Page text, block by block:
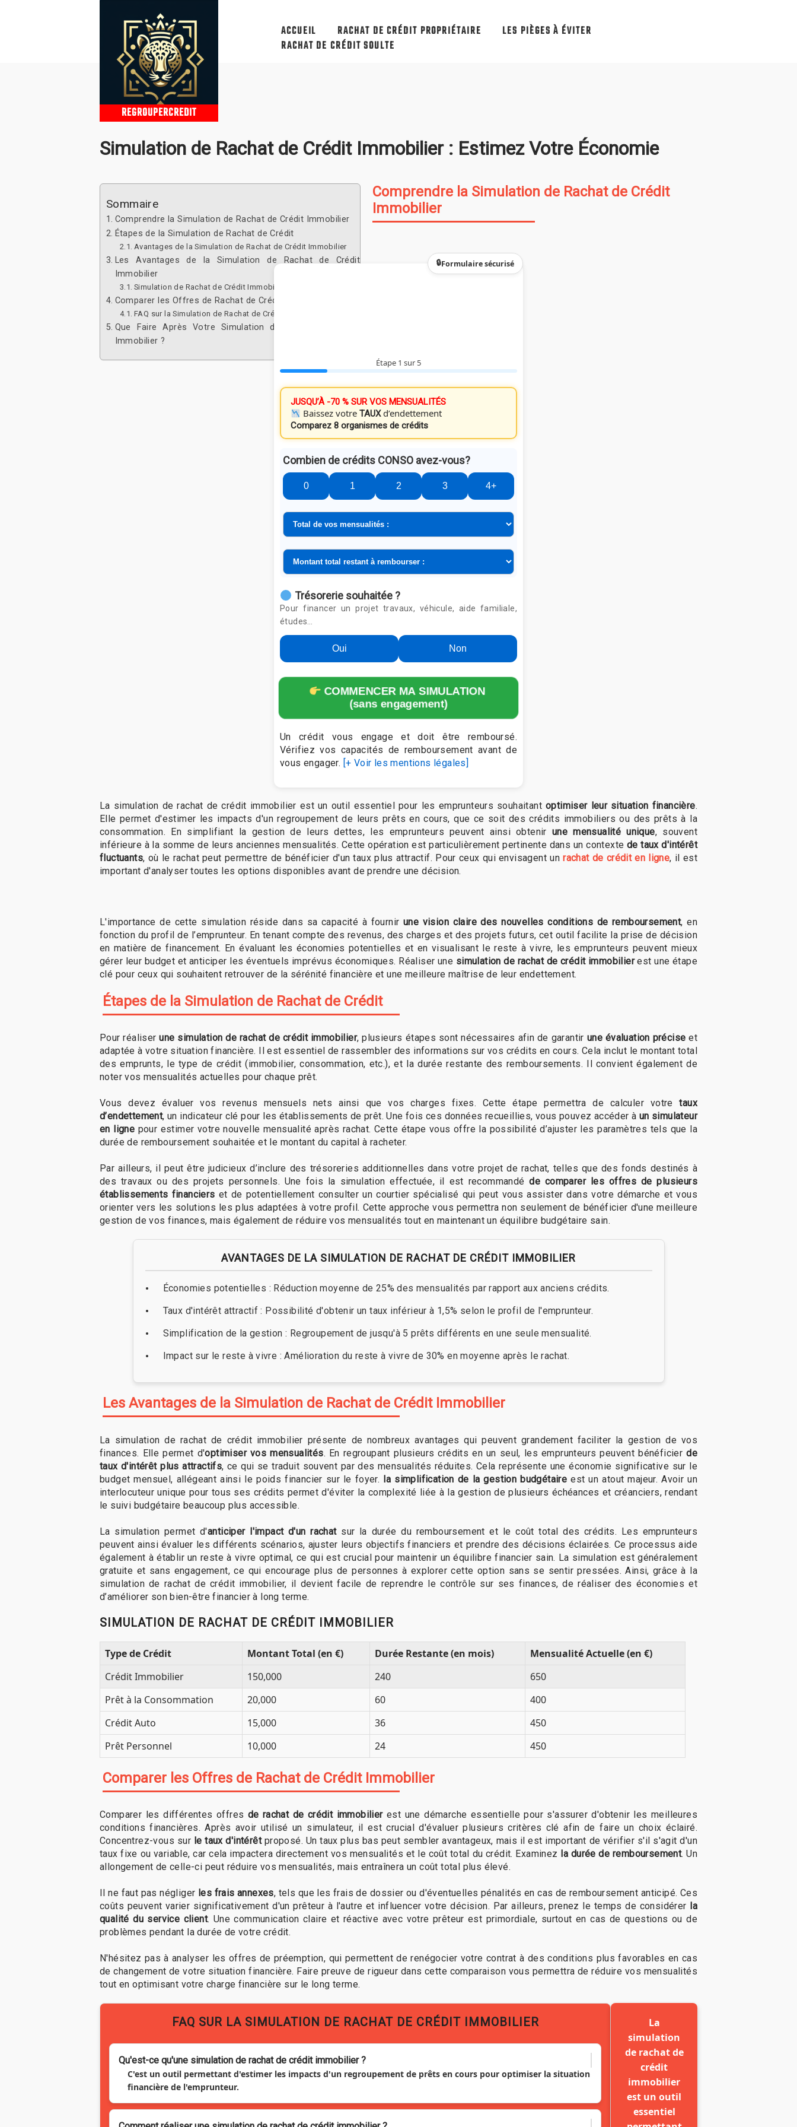
REGROUPERCREDIT
ACCUEIL RACHAT DE CRÉDIT PROPRIÉTAIRE
LES PIÈGES À ÉVITER
RACHAT DE CRÉDIT SOULTE
Simulation de Rachat de Crédit Immobilier : Estimez Votre Économie
Sommaire
Comprendre la Simulation de Rachat de Crédit Immobilier
Étapes de la Simulation de Rachat de Crédit
Avantages de la Simulation de Rachat de Crédit Immobilier
Les Avantages de la Simulation de Rachat de Crédit
Immobilier
Simulation de Rachat de Crédit Immobilier
Comparer les Offres de Rachat de Crédit Immobilier
FAQ sur la Simulation de Rachat de Crédit Immobilier
Que Faire Après Votre Simulation de Rachat de Crédit
Immobilier ?
Comprendre la Simulation de Rachat de Crédit
Immobilier
Étape 1 sur 5
Formulaire sécurisé
JUSQU’À -70 % SUR VOS MENSUALITÉS
Baissez votreTAUXd’endettement
Comparez 8 organismes de crédits
Combien de crédits CONSO avez-vous?
0 1 2 3 4+
Trésorerie souhaitée ?
Pour financer un projet travaux, véhicule, aide familiale,
études…
Oui Non
COMMENCER MA SIMULATION
(sans engagement)
Un crédit vous engage et doit être remboursé.
Vérifiez vos capacités de remboursement avant de
vous engager. [+ Voir les mentions légales]
La simulation de rachat de crédit immobilier est un outil essentiel pour les emprunteurs souhaitant optimiser leur situation financière.
Elle permet d'estimer les impacts d'un regroupement de leurs prêts en cours, que ce soit des crédits immobiliers ou des prêts à la
consommation. En simplifiant la gestion de leurs dettes, les emprunteurs peuvent ainsi obtenir une mensualité unique, souvent
inférieure à la somme de leurs anciennes mensualités. Cette opération est particulièrement pertinente dans un contexte de taux d'intérêt
fluctuants, où le rachat peut permettre de bénéficier d'un taux plus attractif. Pour ceux qui envisagent unrachat de crédit en ligne, il est
important d'analyser toutes les options disponibles avant de prendre une décision.
L'importance de cette simulation réside dans sa capacité à fournir une vision claire des nouvelles conditions de remboursement, en
fonction du profil de l’emprunteur. En tenant compte des revenus, des charges et des projets futurs, cet outil facilite la prise de décision
en matière de financement. En évaluant les économies potentielles et en visualisant le reste à vivre, les emprunteurs peuvent mieux
gérer leur budget et anticiper les éventuels imprévus économiques. Réaliser une simulation de rachat de crédit immobilierest une étape
clé pour ceux qui souhaitent retrouver de la sérénité financière et une meilleure maîtrise de leur endettement.
Étapes de la Simulation de Rachat de Crédit
Pour réaliserune simulation de rachat de crédit immobilier, plusieurs étapes sont nécessaires afin de garantir une évaluation précise et
adaptée à votre situation financière. Il est essentiel de rassembler des informations sur vos crédits en cours. Cela inclut le montant total
des emprunts, le type de crédit (immobilier, consommation, etc.), et la durée restante des remboursements. Il convient également de
noter vos mensualités actuelles pour chaque prêt.
Vous devez évaluer vos revenus mensuels nets ainsi que vos charges fixes. Cette étape permettra de calculer votretaux
d’endettement, un indicateur clé pour les établissements de prêt. Une fois ces données recueillies, vous pouvez accéder à un simulateur
en ligne pour estimer votre nouvelle mensualité après rachat. Cette étape vous offre la possibilité d’ajuster les paramètres tels que la
durée de remboursement souhaitée et le montant du capital à racheter.
Par ailleurs, il peut être judicieux d’inclure des trésoreries additionnelles dans votre projet de rachat, telles que des fonds destinés à
des travaux ou des projets personnels. Une fois la simulation effectuée, il est recommandéde comparer les offres de plusieurs
établissements financiers et de potentiellement consulter un courtier spécialisé qui peut vous assister dans votre démarche et vous
orienter vers les solutions les plus adaptées à votre profil. Cette approche vous permettra non seulement de bénéficier d'une meilleure
gestion de vos finances, mais également de réduire vos mensualités tout en maintenant un équilibre budgétaire sain.
AVANTAGES DE LA SIMULATION DE RACHAT DE CRÉDIT IMMOBILIER
Économies potentielles : Réduction moyenne de 25% des mensualités par rapport aux anciens crédits.
Taux d'intérêt attractif : Possibilité d'obtenir un taux inférieur à 1,5% selon le profil de l'emprunteur.
Simplification de la gestion : Regroupement de jusqu'à 5 prêts différents en une seule mensualité.
Impact sur le reste à vivre : Amélioration du reste à vivre de 30% en moyenne après le rachat.
Les Avantages de la Simulation de Rachat de Crédit Immobilier
La simulation de rachat de crédit immobilier présente de nombreux avantages qui peuvent grandement faciliter la gestion de vos
finances. Elle permet d'optimiser vos mensualités. En regroupant plusieurs crédits en un seul, les emprunteurs peuvent bénéficierde
taux d'intérêt plus attractifs, ce qui se traduit souvent par des mensualités réduites. Cela représente une économie significative sur le
budget mensuel, allégeant ainsi le poids financier sur le foyer. la simplification de la gestion budgétaire est un atout majeur. Avoir un
interlocuteur unique pour tous ses crédits permet d'éviter la complexité liée à la gestion de plusieurs échéances et créanciers, rendant
le suivi budgétaire beaucoup plus accessible.
La simulation permet d'anticiper l'impact d'un rachatsur la durée du remboursement et le coût total des crédits. Les emprunteurs
peuvent ainsi évaluer les différents scénarios, ajuster leurs objectifs financiers et prendre des décisions éclairées. Ce processus aide
également à établir un reste à vivre optimal, ce qui est crucial pour maintenir un équilibre financier sain. La simulation est généralement
gratuite et sans engagement, ce qui encourage plus de personnes à explorer cette option sans se sentir pressées. Ainsi, grâce à la
simulation de rachat de crédit immobilier, il devient facile de reprendre le contrôle sur ses finances, de réaliser des économies et
d’améliorer son bien-être financier à long terme.
SIMULATION DE RACHAT DE CRÉDIT IMMOBILIER
Type de Crédit Montant Total (en €) Durée Restante (en mois)
Mensualité Actuelle (en €)
Crédit Immobilier
150,000 240
650
Prêt à la Consommation
20,000 60
400
Crédit Auto
15,000 36
450
Prêt Personnel
10,000 24 450
Comparer les Offres de Rachat de Crédit Immobilier
Comparer les différentes offres de rachat de crédit immobilierest une démarche essentielle pour s'assurer d'obtenir les meilleures
conditions financières. Après avoir utilisé un simulateur, il est crucial d'évaluer plusieurs critères clé afin de faire un choix éclairé.
Concentrez-vous sur le taux d'intérêtproposé. Un taux plus bas peut sembler avantageux, mais il est important de vérifier s'il s'agit d'un
taux fixe ou variable, car cela impactera directement vos mensualités et le coût total du crédit. Examinez la durée de remboursement. Un
allongement de celle-ci peut réduire vos mensualités, mais entraînera un coût total plus élevé.
Il ne faut pas négliger les frais annexes, tels que les frais de dossier ou d'éventuelles pénalités en cas de remboursement anticipé. Ces
coûts peuvent varier significativement d'un prêteur à l'autre et influencer votre décision. Par ailleurs, prenez le temps de considérer la
qualité du service client. Une communication claire et réactive avec votre prêteur est primordiale, surtout en cas de questions ou de
problèmes pendant la durée de votre crédit.
N'hésitez pas à analyser les offres de préemption, qui permettent de renégocier votre contrat à des conditions plus favorables en cas
de changement de votre situation financière. Faire preuve de rigueur dans cette comparaison vous permettra de réduire vos mensualités
tout en optimisant votre charge financière sur le long terme.
FAQ SUR LA SIMULATION DE RACHAT DE CRÉDIT IMMOBILIER
Qu'est-ce qu'une simulation de rachat de crédit immobilier ?
C'est un outil permettant d'estimer les impacts d'un regroupement de prêts en cours pour optimiser la situation
financière de l'emprunteur.
La
simulation
de rachat de
crédit
immobilier
est un outil
essentiel